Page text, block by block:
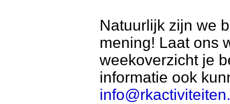
Natuurlijk zijn we
mening! Laat ons
weekoverzicht je
informatie ook